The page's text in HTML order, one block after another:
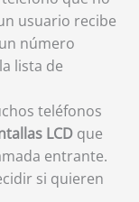
usuario recibe
número
lista de
teléfonos
LCD que
entrante.
si quieren